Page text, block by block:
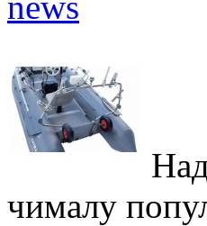
чималу